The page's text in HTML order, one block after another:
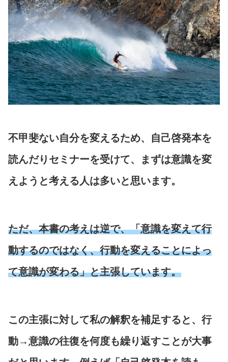
不甲斐ない自分を変えるため、自己啓発本を
読んだりセミナーを受けて、まずは意識を変
えようと考える人は多いと思います。
ただ、本書の考えは逆で、「意識を変えて行
動するのではなく、行動を変えることによっ
て意識が変わる」と主張しています。
この主張に対して私の解釈を補足すると、行
動→意識の往復を何度も繰り返すことが大事